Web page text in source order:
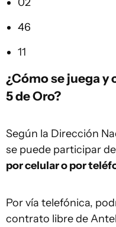
46
11
¿Cómo se juega
5 de Oro?
Según la Dirección
se puede participar
por celular o por
Por vía telefónica,
contrato libre de